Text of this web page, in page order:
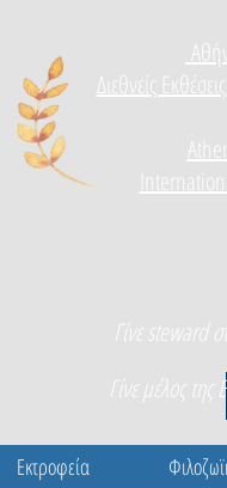
Διεθνείς
Γίνε steward
Γίνε μέλος της
Εκτροφεία